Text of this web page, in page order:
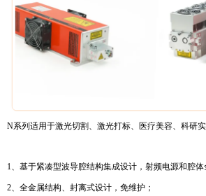
N系列适用于激光切割、激光打标、医疗美容、科研
1、基于紧凑型波导腔结构集成设计，射频电源和腔体
2、全金属结构、封离式设计，免维护；